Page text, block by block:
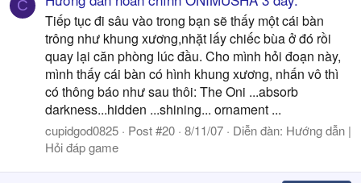
C
Tiếp tục đi sâu vào trong bạn sẽ thấy một cái bàn
trông như khung xương,nhặt lấy chiếc bùa ở đó rồi
quay lại căn phòng lúc đầu. Cho mình hỏi đoạn này,
mình thấy cái bàn có hình khung xương, nhấn vô thì
có thông báo như sau thôi: The Oni ...absorb
darkness...hidden ...shining... ornament ...
cupidgod0825 Post #20 8/11/07 Diễn đàn: Hướng dẫn |
Hỏi đáp game